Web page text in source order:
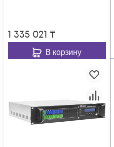
1 335 021 ₸
В корзину